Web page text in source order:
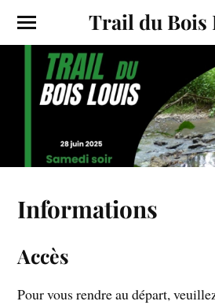
Trail du Bois
Informations
Accès
Pour vous rendre au départ,